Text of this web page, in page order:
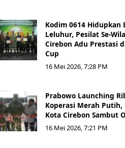
Kodim 0614 Hidupkan
Leluhur, Pesilat Se-
Cirebon Adu Prestasi
Cup
16 Mei 2026, 7:28 PM
Prabowo Launching
Koperasi Merah Putih,
Kota Cirebon Sambut
16 Mei 2026, 7:21 PM